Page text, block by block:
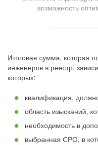
возможность
Итоговая сумма, которая
инженеров в реестр,
которых:
квалификация,
область изысканий,
необходимость в
выбранная СРО, в